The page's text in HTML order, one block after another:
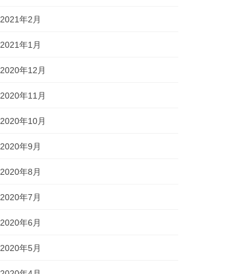
2021年2月
2021年1月
2020年12月
2020年11月
2020年10月
2020年9月
2020年8月
2020年7月
2020年6月
2020年5月